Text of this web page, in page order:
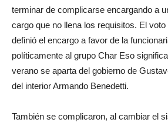
terminar de complicarse encargando a
cargo que no llena los requisitos. El
definió el encargo a favor de la
políticamente al grupo Char Eso
verano se aparta del gobierno de
del interior Armando Benedetti.
También se complicaron, al cambiar el